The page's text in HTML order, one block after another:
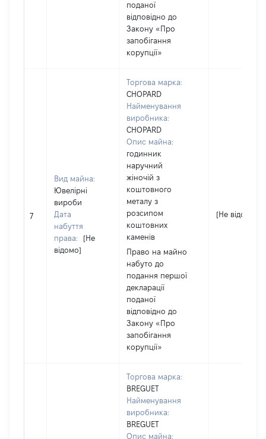
поданої
відповідно до
Закону «Про
запобігання
корупції»
7
Вид майна:
Ювелірні
вироби
Дата
набуття
права:
[Не
відомо]
Торгова марка:
CHOPARD
Найменування
виробника:
CHOPARD
Опис майна:
годинник
наручний
жіночій з
коштовного
металу з
розсипом
коштовних
каменів
Право на майно
набуто до
подання першої
декларації
поданої
відповідно до
Закону «Про
запобігання
корупції»
[Не відомо]
Торгова марка:
BREGUET
Найменування
виробника:
BREGUET
Опис майна: